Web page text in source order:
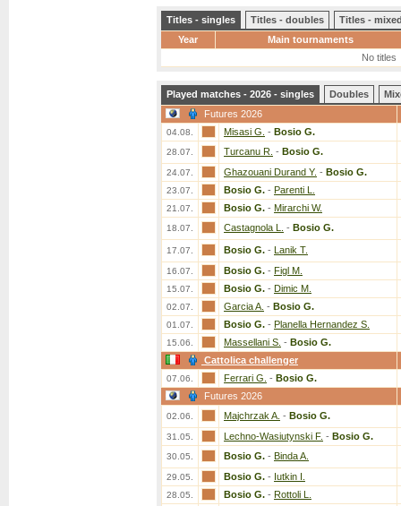
Titles - singles Titles - doubles
Titles -
Year
Main tournaments
No titles
Played matches - 2026 - singles Doubles
Futures 2026
04.08. Misasi G. - Bosio G.
28.07. Turcanu R. - Bosio G.
24.07. Ghazouani Durand Y. - Bosio G.
23.07. Bosio G. - Parenti L.
21.07. Bosio G. - Mirarchi W.
18.07. Castagnola L. - Bosio G.
17.07. Bosio G. - Lanik T.
16.07. Bosio G. - Figl M.
15.07. Bosio G. - Dimic M.
02.07. Garcia A. - Bosio G.
01.07. Bosio G. - Planella Hernandez S.
15.06. Massellani S. - Bosio G.
Cattolica challenger
07.06. Ferrari G. - Bosio G.
Futures 2026
02.06. Majchrzak A. - Bosio G.
31.05. Lechno-Wasiutynski F. - Bosio G.
30.05. Bosio G. - Binda A.
29.05. Bosio G. - Iutkin I.
28.05. Bosio G. - Rottoli L.